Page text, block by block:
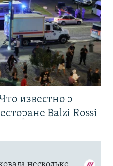
известно о
Balzi Rossi